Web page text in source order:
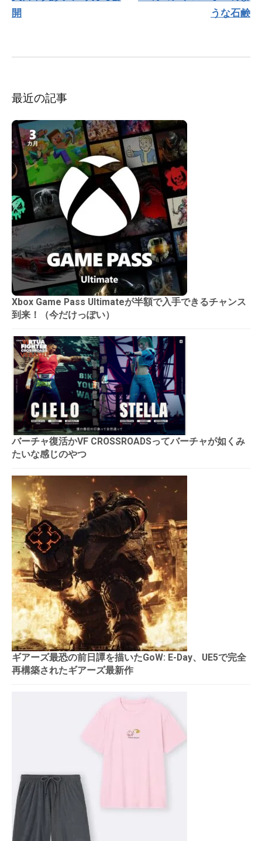
ビ
開
うな石鹸
最近の記事
Xbox Game Pass Ultimateが半額で入手できるチャンス
到来！（今だけっぽい）
バーチャ復活かVF CROSSROADSってバーチャが如くみ
たいな感じのやつ
ギアーズ最恐の前日譚を描いたGoW: E-Day、UE5で完全
再構築されたギアーズ最新作